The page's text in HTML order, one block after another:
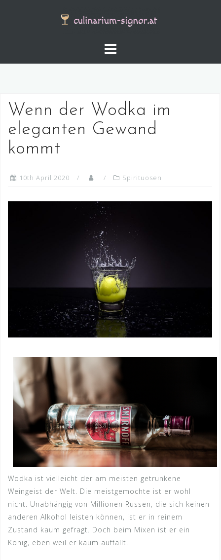
Wenn der Wodka im
eleganten Gewand
kommt
10th April 2020 Spirituosen
Wodka ist vielleicht der am meisten getrunkene
Weingeist der Welt. Die meistgemochte ist er wohl
nicht. Unabhängig von Millionen Russen, die sich keinen
anderen Alkohol leisten können, ist er in reinem
Zustand kaum gefragt. Doch beim Mixen ist er ein
König, eben weil er kaum auffällt.